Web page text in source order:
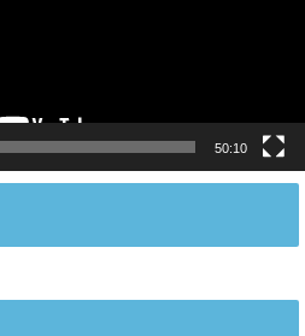
50:10